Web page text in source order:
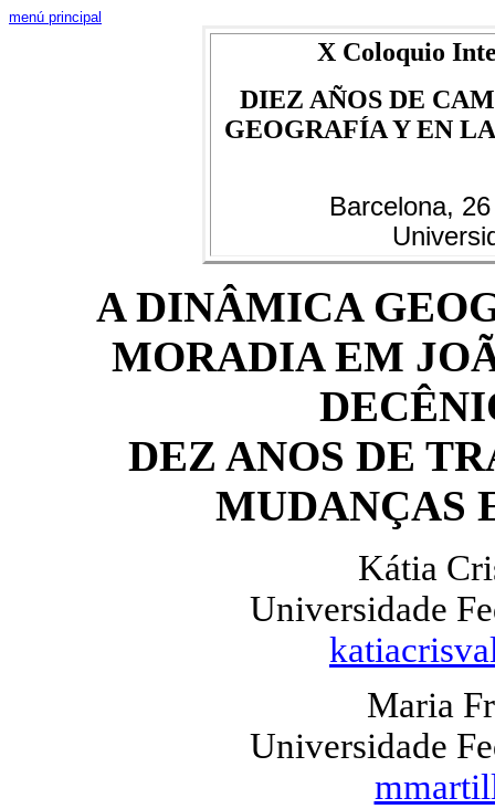
menú principal
X Coloquio
DIEZ AÑOS DE
GEOGRAFÍA Y EN
Barcelona,
A DINÂMICA
MORADIA EM
DEZ ANOS DE
MUDANÇAS
Kátia
Universidade
Maria
Universidade